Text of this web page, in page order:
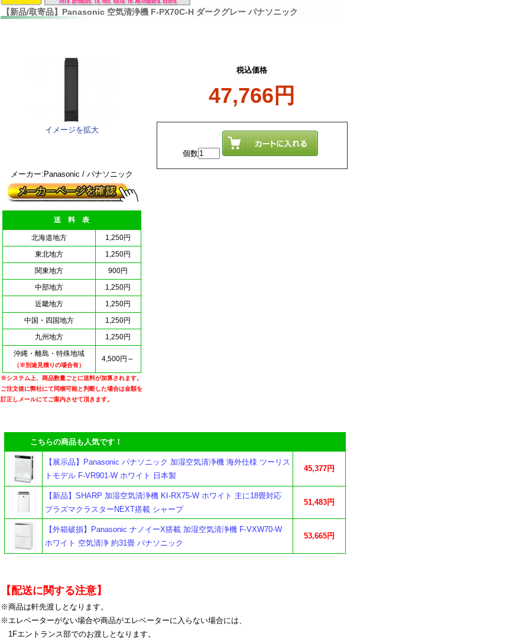
【新品/取寄品】Panasonic 空気清浄機 F-PX70C-H ダークグレー パナソニック
イメージを拡大
メーカー:Panasonic / パナソニック
送 料 表
北海道地方
1,250円
東北地方
1,250円
関東地方
900円
中部地方
1,250円
近畿地方
1,250円
中国・四国地方
1,250円
九州地方
1,250円
沖縄・離島・特殊地域
（※別途見積りの場合有）
4,500円～
※システム上、商品数量ごとに送料が加算されます。
ご注文後に弊社にて同梱可能と判断した場合は金額を
訂正しメールにてご案内させて頂きます。
税込価格
47,766円
個数
こちらの商品も人気です！
【展示品】Panasonic パナソニック 加湿空気清浄機 海外仕様 ツーリス
トモデル F-VR901-W ホワイト 日本製
45,377円
【新品】SHARP 加湿空気清浄機 KI-RX75-W ホワイト 主に18畳対応
プラズマクラスターNEXT搭載 シャープ
51,483円
【外箱破損】Panasonic ナノイーX搭載 加湿空気清浄機 F-VXW70-W
ホワイト 空気清浄 約31畳 パナソニック
53,665円
【配送に関する注意】
※商品は軒先渡しとなります。
※エレベーターがない場合や商品がエレベーターに入らない場合には、
1Fエントランス部でのお渡しとなります。